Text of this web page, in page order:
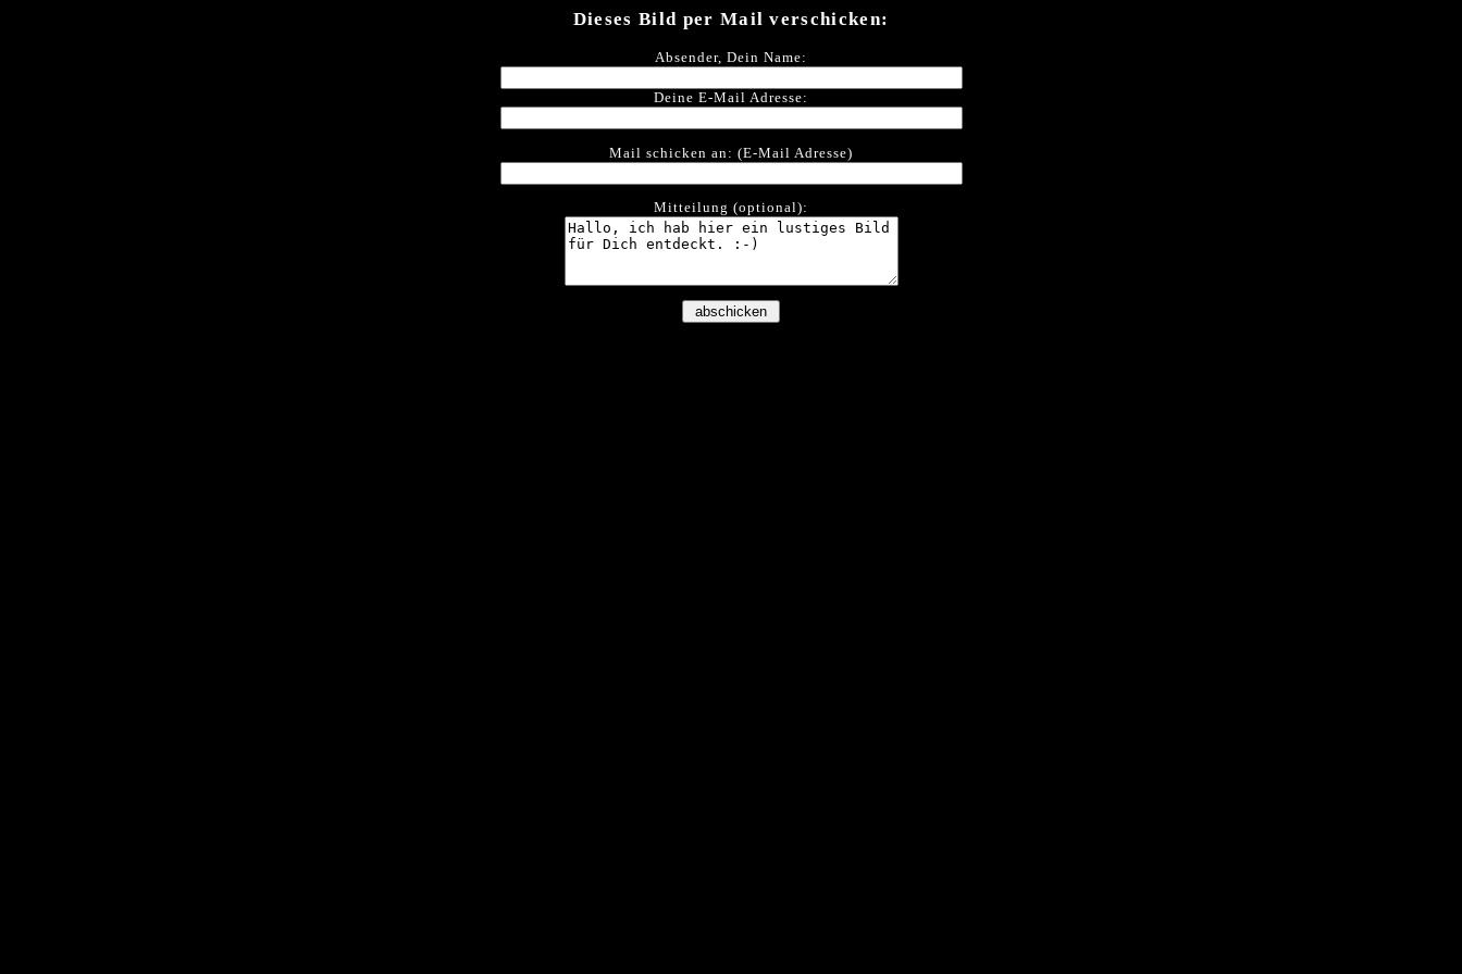
Dieses Bild per Mail verschicken:
Absender, Dein Name:
Deine E-Mail Adresse:
Mail schicken an: (E-Mail Adresse)
Mitteilung (optional):